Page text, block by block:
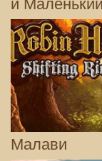
и
Малави